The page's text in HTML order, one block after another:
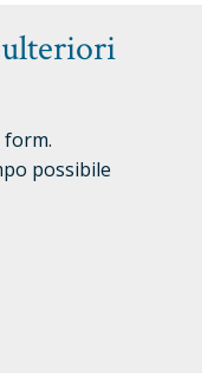
ulteriori
form.
possibile